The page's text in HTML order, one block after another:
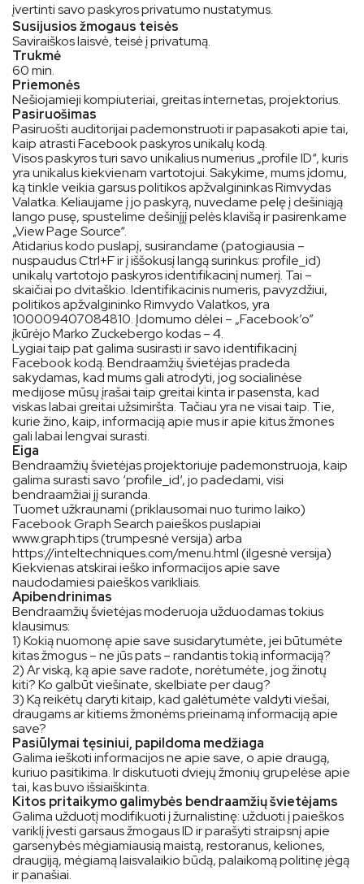
įvertinti savo paskyros privatumo nustatymus.
Susijusios žmogaus teisės
Saviraiškos laisvė, teisė į privatumą.
Trukmė
60 min.
Priemonės
Nešiojamieji kompiuteriai, greitas internetas, projektorius.
Pasiruošimas
Pasiruošti auditorijai pademonstruoti ir papasakoti apie tai,
kaip atrasti Facebook paskyros unikalų kodą.
Visos paskyros turi savo unikalius numerius „profile ID“, kuris
yra unikalus kiekvienam vartotojui. Sakykime, mums įdomu,
ką tinkle veikia garsus politikos apžvalgininkas Rimvydas
Valatka. Keliaujame į jo paskyrą, nuvedame pelę į dešiniąją
lango pusę, spustelime dešinįjį pelės klavišą ir pasirenkame
„View Page Source“.
Atidarius kodo puslapį, susirandame (patogiausia –
nuspaudus Ctrl+F ir į iššokusį langą surinkus: profile_id)
unikalų vartotojo paskyros identifikacinį numerį. Tai –
skaičiai po dvitaškio. Identifikacinis numeris, pavyzdžiui,
politikos apžvalgininko Rimvydo Valatkos, yra
100009407084810. Įdomumo dėlei – „Facebook’o”
įkūrėjo Marko Zuckebergo kodas – 4.
Lygiai taip pat galima susirasti ir savo identifikacinį
Facebook kodą. Bendraamžių švietėjas pradeda
sakydamas, kad mums gali atrodyti, jog socialinėse
medijose mūsų įrašai taip greitai kinta ir pasensta, kad
viskas labai greitai užsimiršta. Tačiau yra ne visai taip. Tie,
kurie žino, kaip, informaciją apie mus ir apie kitus žmones
gali labai lengvai surasti.
Eiga
Bendraamžių švietėjas projektoriuje pademonstruoja, kaip
galima surasti savo ‘profile_id‘, jo padedami, visi
bendraamžiai jį suranda.
Tuomet užkraunami (priklausomai nuo turimo laiko)
Facebook Graph Search paieškos puslapiai
www.graph.tips (trumpesnė versija) arba
https://inteltechniques.com/menu.html (ilgesnė versija)
Kiekvienas atskirai ieško informacijos apie save
naudodamiesi paieškos varikliais.
Apibendrinimas
Bendraamžių švietėjas moderuoja užduodamas tokius
klausimus:
1) Kokią nuomonę apie save susidarytumėte, jei būtumėte
kitas žmogus – ne jūs pats – randantis tokią informaciją?
2) Ar viską, ką apie save radote, norėtumėte, jog žinotų
kiti? Ko galbūt viešinate, skelbiate per daug?
3) Ką reikėtų daryti kitaip, kad galėtumėte valdyti viešai,
draugams ar kitiems žmonėms prieinamą informaciją apie
save?
Pasiūlymai tęsiniui, papildoma medžiaga
Galima ieškoti informacijos ne apie save, o apie draugą,
kuriuo pasitikima. Ir diskutuoti dviejų žmonių grupelėse apie
tai, kas buvo išsiaiškinta.
Kitos pritaikymo galimybės bendraamžių švietėjams
Galima užduotį modifikuoti į žurnalistinę: užduoti į paieškos
variklį įvesti garsaus žmogaus ID ir parašyti straipsnį apie
garsenybės mėgiamiausią maistą, restoranus, keliones,
draugiją, mėgiamą laisvalaikio būdą, palaikomą politinę jėgą
ir panašiai.